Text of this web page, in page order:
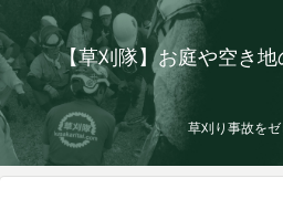
【草刈隊】お庭や空き
草刈り事故を